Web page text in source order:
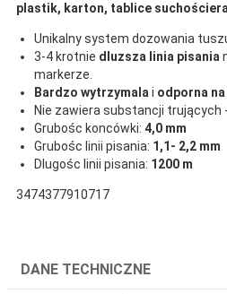
plastik, karton, tablice
Unikalny system dozowania
3-4 krotnie dluzsza linia pisania
markerze.
Bardzo wytrzymala i odporna
Nie zawiera substancji trujących
Grubośc koncówki: 4,0 mm
Grubośc linii pisania: 1,1- 2,2 mm
Dlugośc linii pisania: 1200 m
3474377910717
DANE TECHNICZNE